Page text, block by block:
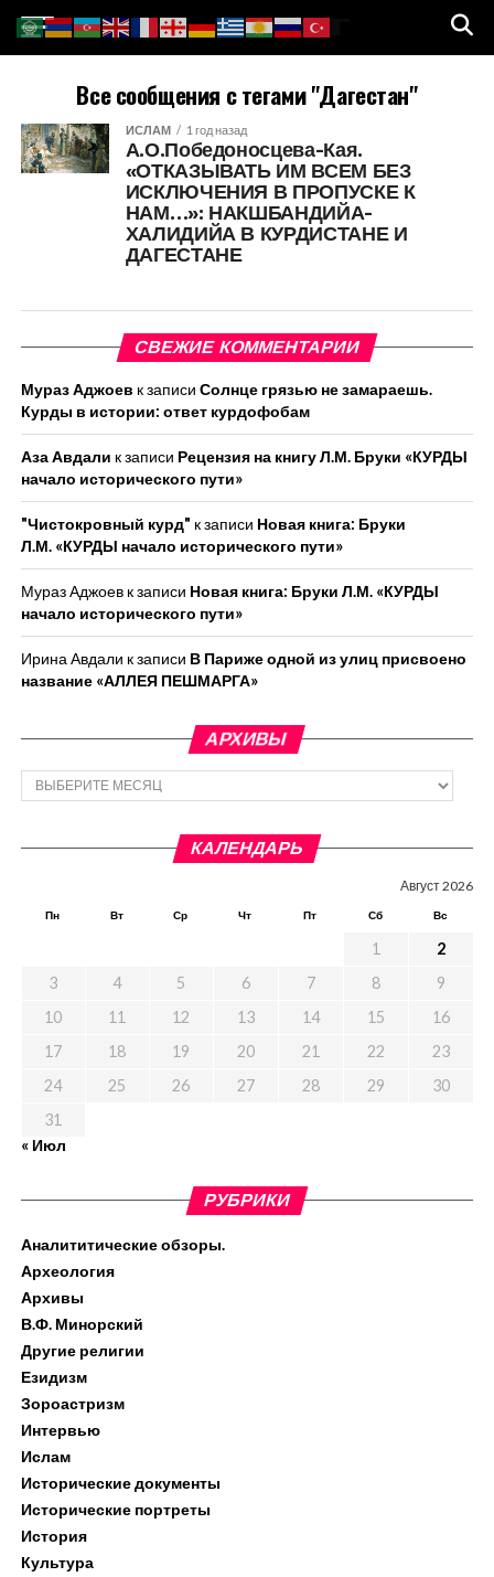
Все сообщения с тегами "Дагестан"
ИСЛАМ 1 год назад
А.О.Победоносцева-Кая.
«ОТКАЗЫВАТЬ ИМ ВСЕМ БЕЗ
ИСКЛЮЧЕНИЯ В ПРОПУСКЕ К
НАМ…»: НАКШБАНДИЙА-
ХАЛИДИЙА В КУРДИСТАНЕ И
ДАГЕСТАНЕ
СВЕЖИЕ КОММЕНТАРИИ
Мураз Аджоев к записи Солнце грязью не замараешь.
Курды в истории: ответ курдофобам
Аза Авдали к записи Рецензия на книгу Л.М. Бруки «КУРДЫ
начало исторического пути»
"Чистокровный курд" к записи Новая книга: Бруки
Л.М. «КУРДЫ начало исторического пути»
Мураз Аджоевк записи Новая книга: Бруки Л.М. «КУРДЫ
начало исторического пути»
Ирина Авдали к записи В Париже одной из улиц присвоено
название «АЛЛЕЯ ПЕШМАРГА»
АРХИВЫ
Архивы
КАЛЕНДАРЬ
Август 2026
Пн Вт Ср Чт Пт Сб Вс
1
2
3
4 5 6 7 8
9
10
11 12 13 14 15
16
17
18 19 20 21 22
23
24
25 26 27 28 29
30
31
« Июл
РУБРИКИ
Аналититические обзоры.
Археология
Архивы
В.Ф. Минорский
Другие религии
Езидизм
Зороастризм
Интервью
Ислам
Исторические документы
Исторические портреты
История
Культура